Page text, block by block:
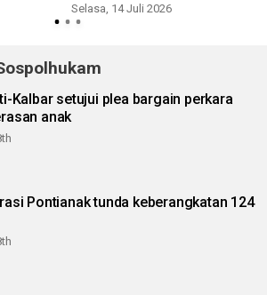
Selasa, 14 Juli 2026
Kalbar setujui plea bargain perkara
anak
Pontianak tunda keberangkatan 124